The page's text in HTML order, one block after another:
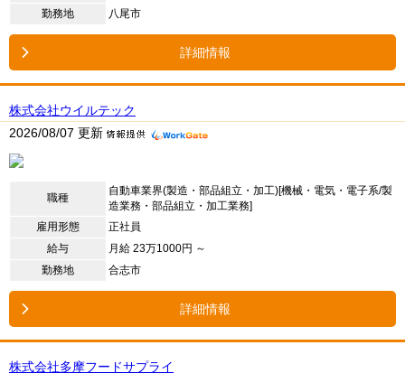
勤務地
八尾市
詳細情報
株式会社ウイルテック
2026/08/07 更新
職種
自動車業界(製造・部品組立・加工)[機械・電気・電子系/製
造業務・部品組立・加工業務]
雇用形態
正社員
給与
月給 23万1000円 ～
勤務地
合志市
詳細情報
株式会社多摩フードサプライ